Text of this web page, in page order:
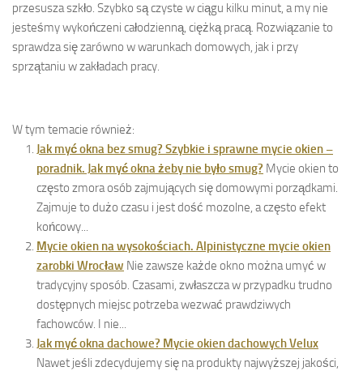
przesusza szkło. Szybko są czyste w ciągu kilku minut, a my nie
jesteśmy wykończeni całodzienną, ciężką pracą. Rozwiązanie to
sprawdza się zarówno w warunkach domowych, jak i przy
sprzątaniu w zakładach pracy.
W tym temacie również:
Jak myć okna bez smug? Szybkie i sprawne mycie okien –
poradnik. Jak myć okna żeby nie było smug? Mycie okien to
często zmora osób zajmujących się domowymi porządkami.
Zajmuje to dużo czasu i jest dość mozolne, a często efekt
końcowy...
Mycie okien na wysokościach. Alpinistyczne mycie okien
zarobki Wrocław Nie zawsze każde okno można umyć w
tradycyjny sposób. Czasami, zwłaszcza w przypadku trudno
dostępnych miejsc potrzeba wezwać prawdziwych
fachowców. I nie...
Jak myć okna dachowe? Mycie okien dachowych Velux
Nawet jeśli zdecydujemy się na produkty najwyższej jakości,